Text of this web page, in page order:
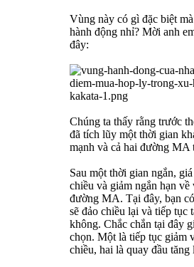
Vùng này có gì đặc biệt
hành động nhỉ? Mời anh
đây:
Chúng ta thấy rằng trước
đã tích lũy một thời gian
mạnh và cả hai đường MA
Sau một thời gian ngắn,
chiều và giảm ngắn hạn về
đường MA. Tại đây, bạn
sẽ đảo chiều lại và tiếp tục
không. Chắc chắn tại đây
chọn. Một là tiếp tục giảm
chiều, hai là quay đầu tăng